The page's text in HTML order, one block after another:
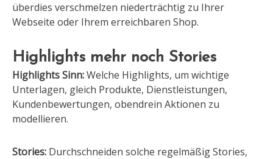
überdies verschmelzen niederträchtig zu Ihrer
Webseite oder Ihrem erreichbaren Shop.
Highlights mehr noch Stories
Highlights Sinn:Welche Highlights, um wichtige
Unterlagen, gleich Produkte, Dienstleistungen,
Kundenbewertungen, obendrein Aktionen zu
modellieren.
Stories: Durchschneiden solche regelmäßig Stories,